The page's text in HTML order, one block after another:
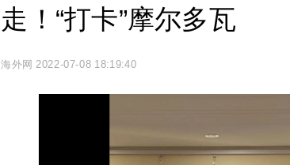
走！“打卡”摩尔多瓦
海外网 2022-07-08 18:19:40